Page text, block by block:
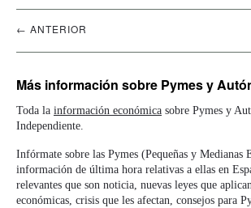
Navegación
artículos
← ANTERIOR
Más información sobre Pymes y
Toda la información económica sobre Pymes y
Independiente.
Infórmate sobre las Pymes (Pequeñas y Medianas
información de última hora relativas a ellas en
relevantes que son noticia, nuevas leyes que
económicas, crisis que les afectan, consejos para